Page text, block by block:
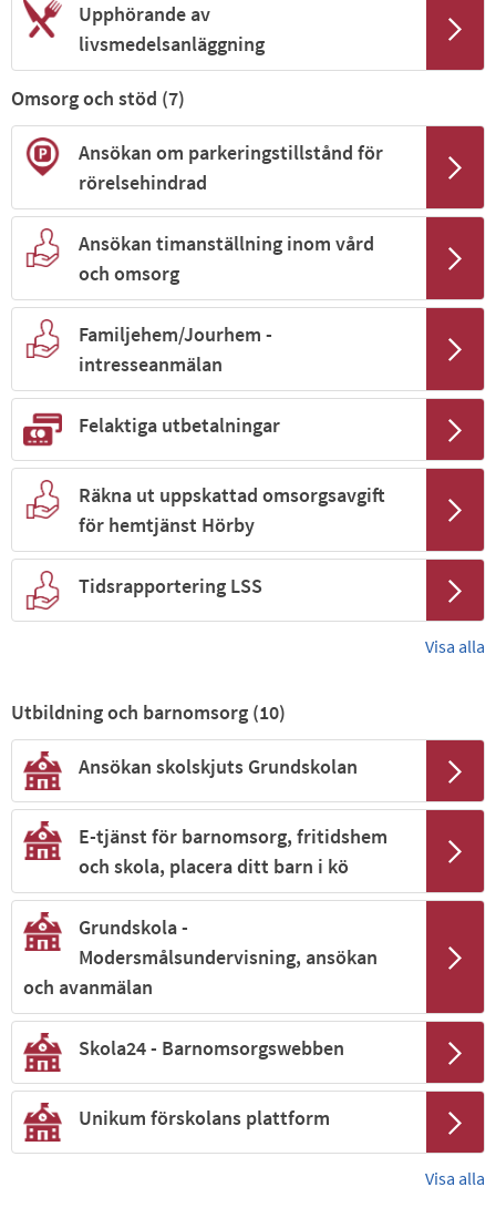
Upphörande av
livsmedelsanläggning
Omsorg och stöd (7)
Ansökan om parkeringstillstånd för
rörelsehindrad
Ansökan timanställning inom vård
och omsorg
Familjehem/Jourhem -
intresseanmälan
Felaktiga utbetalningar
Räkna ut uppskattad omsorgsavgift
för hemtjänst Hörby
Tidsrapportering LSS
Visa alla
Utbildning och barnomsorg (10)
Ansökan skolskjuts Grundskolan
E-tjänst för barnomsorg, fritidshem
och skola, placera ditt barn i kö
Grundskola -
Modersmålsundervisning, ansökan
och avanmälan
Skola24 - Barnomsorgswebben
Unikum förskolans plattform
Visa alla